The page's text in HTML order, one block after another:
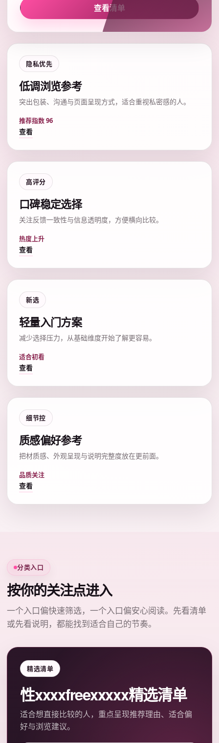
查看清单
隐私优先
低调浏览参考
突出包装、沟通与页面呈现方式，适合重视私密感的人。
推荐指数 96
查看
高评分
口碑稳定选择
关注反馈一致性与信息透明度，方便横向比较。
热度上升
查看
新选
轻量入门方案
减少选择压力，从基础维度开始了解更容易。
适合初看
查看
细节控
质感偏好参考
把材质感、外观呈现与说明完整度放在更前面。
品质关注
查看
分类入口
按你的关注点进入
一个入口偏快速筛选，一个入口偏安心阅读。先看清单
或先看说明，都能找到适合自己的节奏。
精选清单
性xxxxfreexxxxx精选清单
适合想直接比较的人，重点呈现推荐理由、适合偏
好与浏览建议。